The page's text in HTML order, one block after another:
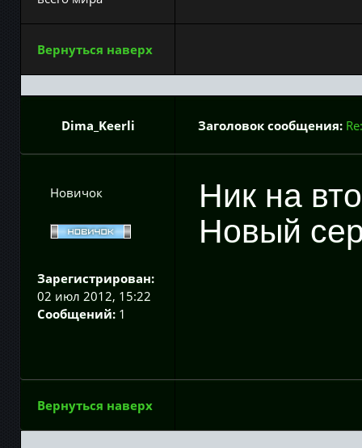
Вернуться наверх
Dima_Keerli Заголовок сообщения:
Новичок
Зарегистрирован:
02 июл 2012, 15:22
Сообщений: 1
Ник на
Новый
Вернуться наверх